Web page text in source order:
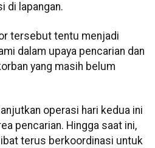
di lapangan.
tersebut tentu menjadi
dalam upaya pencarian dan
yang masih belum
operasi hari kedua ini
pencarian. Hingga saat ini,
terus berkoordinasi untuk